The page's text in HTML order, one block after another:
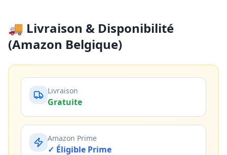
🚚 Livraison & Disponibilité
(Amazon Belgique)
Livraison
Gratuite
Amazon Prime
✓ Éligible Prime